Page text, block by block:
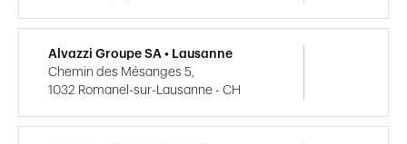
Alvazzi Groupe SA • Lausanne
Chemin des Mésanges 5,
1032 Romanel-sur-Lausanne - CH